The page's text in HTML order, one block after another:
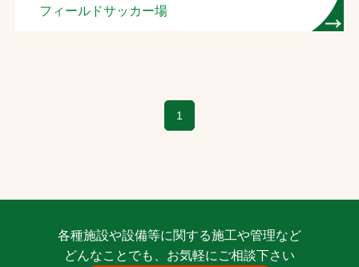
お取引先の皆様へ
フィールドサッカー場
1
各種施設や設備等に関する施工や管理など
どんなことでも、お気軽にご相談下さい